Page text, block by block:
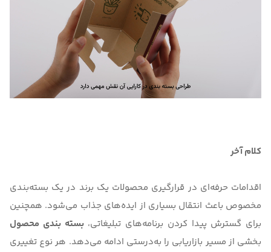
کلام آخر
اقدامات حرفه‌ای در قرارگیری محصولات یک برند در یک بسته‌بندی
مخصوص باعث انتقال بسیاری از ایده‌‌های جذاب می‌شود. همچنین
برای گسترش پیدا کردن برنامه‌های تبلیغاتی،بسته بندی محصول
بخشی از مسیر بازاریابی را به‌درستی ادامه می‌دهد. هر نوع تغییری